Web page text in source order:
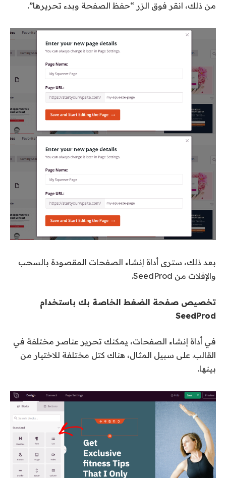
من ذلك، انقر فوق الزر “حفظ الصفحة وبدء تحريرها”.
بعد ذلك، سترى أداة إنشاء الصفحات المقصودة بالسحب
والإفلات من SeedProd.
تخصيص صفحة الضغط الخاصة بك باستخدام
SeedProd
في أداة إنشاء الصفحات، يمكنك تحرير عناصر مختلفة في
القالب. على سبيل المثال، هناك كتل مختلفة للاختيار من
بينها.